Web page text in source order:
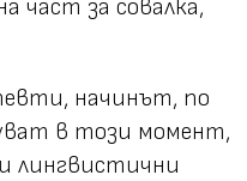
част за совалка,
начинът, по
в този момент,
лингвистични